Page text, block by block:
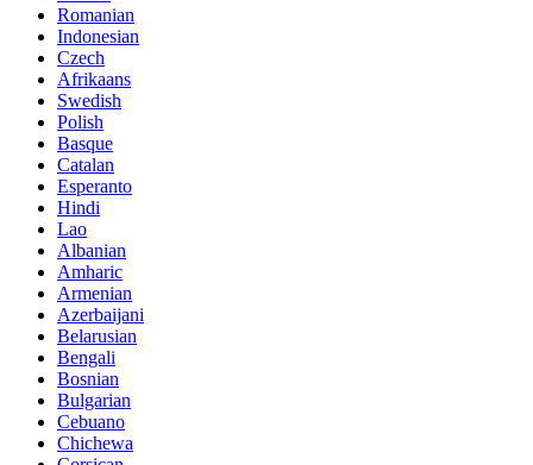
Romanian
Indonesian
Czech
Afrikaans
Swedish
Polish
Basque
Catalan
Esperanto
Hindi
Lao
Albanian
Amharic
Armenian
Azerbaijani
Belarusian
Bengali
Bosnian
Bulgarian
Cebuano
Chichewa